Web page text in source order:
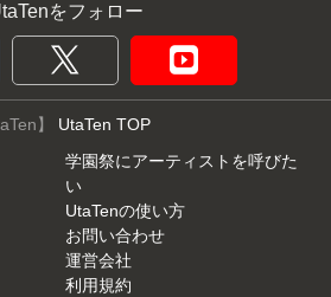
をフォロー
】 UtaTen TOP
学園祭にアーティストを呼びた
い
UtaTenの使い方
お問い合わせ
運営会社
利用規約